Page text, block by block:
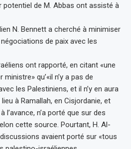
de M. Abbas ont assisté à
N. Bennett a cherché à minimiser
de paix avec les
ont rapporté, en citant «une
qu’«il n’y a pas de
les Palestiniens, et il n’y en aura
à Ramallah, en Cisjordanie, et
l’avance, n’a porté que sur des
cette source. Pourtant, H. Al-
avaient porté sur «tous